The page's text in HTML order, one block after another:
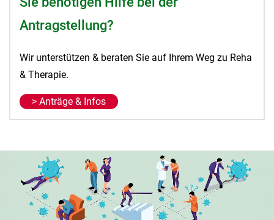
Antragstellung?
Wir unterstützen & beraten Sie auf Ihrem Weg zu Reha
& Therapie.
> Anträge & Infos